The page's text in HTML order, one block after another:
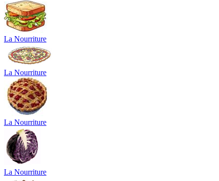
La Nourriture
La Nourriture
La Nourriture
La Nourriture